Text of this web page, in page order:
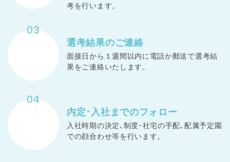
考を行います。
03
選考結果のご連絡
面接日から１週間以内に電話か郵送で選考結
果をご連絡いたします。
04
内定･入社までのフォロー
入社時期の決定､制度･社宅の手配､配属予定園
での顔合わせ等を行います。